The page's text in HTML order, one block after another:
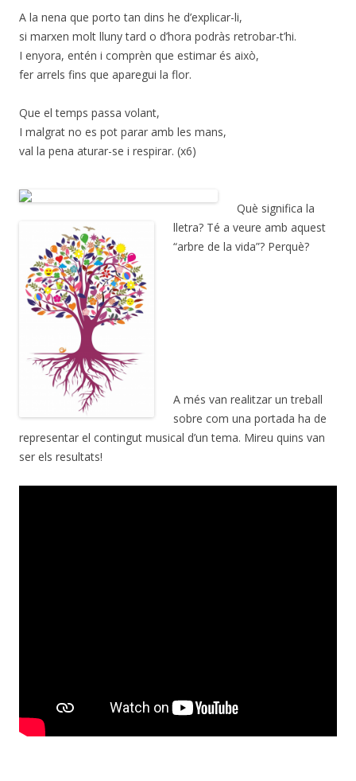
A la nena que porto tan dins he d’explicar-li,
si marxen molt lluny tard o d’hora podràs retrobar-t’hi.
I enyora, entén i comprèn que estimar és això,
fer arrels fins que aparegui la flor.
Que el temps passa volant,
I malgrat no es pot parar amb les mans,
val la pena aturar-se i respirar. (x6)
Què significa la
lletra? Té a veure amb aquest
“arbre de la vida”? Perquè?
A més van realitzar un treball
sobre com una portada ha de
representar el contingut musical d’un tema. Mireu quins van
ser els resultats!